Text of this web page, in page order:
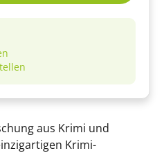
aus Krimi und
Krimi-